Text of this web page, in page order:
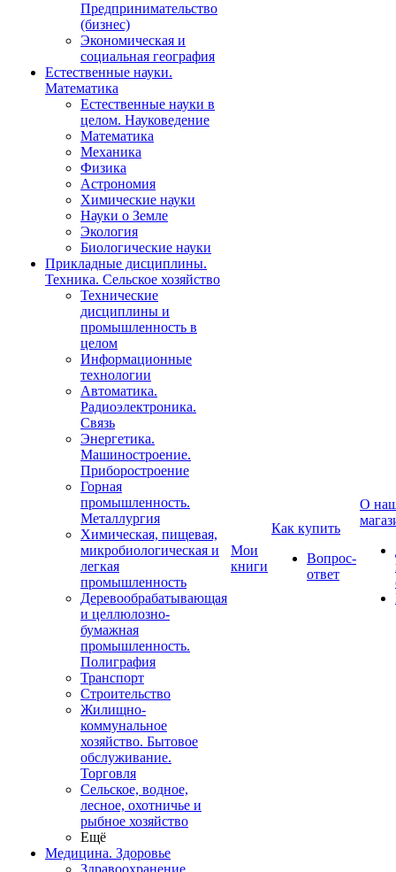
Предпринимательство
(бизнес)
Экономическая и
социальная география
Естественные науки.
Математика
Естественные науки в
целом. Науковедение
Математика
Механика
Физика
Астрономия
Химические науки
Науки о Земле
Экология
Биологические науки
Прикладные дисциплины.
Техника. Сельское хозяйство
Технические
дисциплины и
промышленность в
целом
Информационные
технологии
Автоматика.
Радиоэлектроника.
Связь
Энергетика.
Машиностроение.
Приборостроение
Горная
промышленность.
Металлургия
Химическая, пищевая,
микробиологическая и
легкая
промышленность
Деревообрабатывающая
и целлюлозно-
бумажная
промышленность.
Полиграфия
Транспорт
Строительство
Жилищно-
коммунальное
хозяйство. Бытовое
обслуживание.
Торговля
Сельское, водное,
лесное, охотничье и
рыбное хозяйство
Ещё
Медицина. Здоровье
Здравоохранение.
Мои
книги
Как купить
Вопрос-
ответ
О